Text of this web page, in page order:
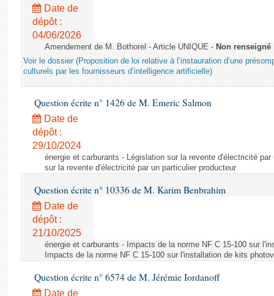
Date de
dépôt :
04/06/2026
Amendement de M. Bothorel - Article UNIQUE - Non renseigné
Voir le dossier (Proposition de loi relative à l’instauration d’une
culturels par les fournisseurs d’intelligence artificielle)
Question écrite n° 1426 de M. Emeric Salmon
Date de
dépôt :
29/10/2024
énergie et carburants - Législation sur la revente d'électricité
sur la revente d'électricité par un particulier producteur
Question écrite n° 10336 de M. Karim Benbrahim
Date de
dépôt :
21/10/2025
énergie et carburants - Impacts de la norme NF C 15-100 sur
Impacts de la norme NF C 15-100 sur l'installation de kits
Question écrite n° 6574 de M. Jérémie Iordanoff
Date de